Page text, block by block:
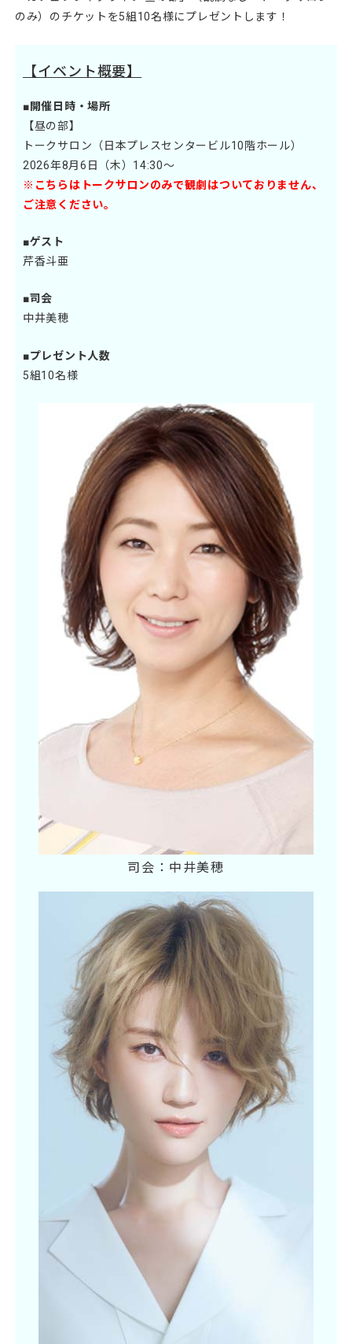
のみ）のチケットを5組10名様にプレゼントします！
【イベント概要】
■開催日時・場所
【昼の部】
トークサロン（日本プレスセンタービル10階ホール）
2026年8月6日（木）14:30～
※こちらはトークサロンのみで観劇はついておりません、
ご注意ください。
■ゲスト
芹香斗亜
■司会
中井美穂
■プレゼント人数
5組10名様
司会：中井美穂